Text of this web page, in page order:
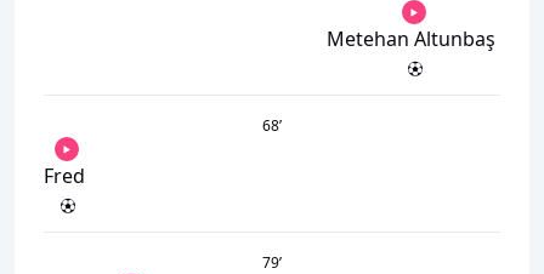
Metehan Altunbaş
68’
Fred
79’